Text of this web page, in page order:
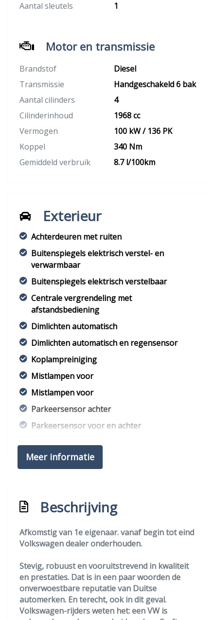
Aantal sleutels 1
Motor en transmissie
Brandstof
Diesel
Transmissie
Handgeschakeld 6 bak
Aantal cilinders
4
Cilinderinhoud
1968 cc
Vermogen
100 kW / 136 PK
Koppel
340 Nm
Gemiddeld verbruik
8.7 l/100km
Exterieur
Achterdeuren met ruiten
Buitenspiegels elektrisch verstel- en
verwarmbaar
Buitenspiegels elektrisch verstelbaar
Centrale vergrendeling met
afstandsbediening
Dimlichten automatisch
Dimlichten automatisch en regensensor
Koplampreiniging
Mistlampen voor
Mistlampen voor
Parkeersensor achter
Parkeersensor voor en achter
Interieur
Armsteun voor
Bestuurdersstoel in hoogte verstelbaar
Buitentemperatuurmeter
Elektrische ramen voor
Lederen bekleding
Lederen interieur
Lendesteun(en) verstelbaar
Middenarmsteun voor
Meer informatie
Beschrijving
Afkomstig van 1e eigenaar. vanaf begin tot eind
Volkswagen dealer onderhouden.
Stevig, robuust en vooruitstrevend in kwaliteit
en prestaties. Dat is in een paar woorden de
onverwoestbare reputatie van Duitse
automerken. En terecht, ook in dit geval.
Volkswagen-rijders weten het: een VW is